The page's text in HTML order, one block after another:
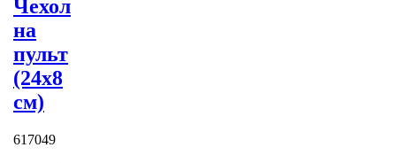
Чехол
на
пульт
(24х8
см)
617049